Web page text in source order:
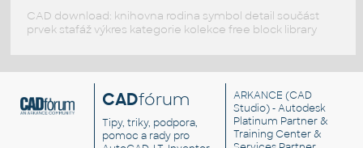
CAD download: knihovna rodina symbol detail součást
prvek stafáž výkres kategorie kolekce free block library
CADfórum
Tipy, triky, podpora,
pomoc a rady pro
ARKANCE (CAD
Studio) - Autodesk
Platinum Partner &
Training Center &